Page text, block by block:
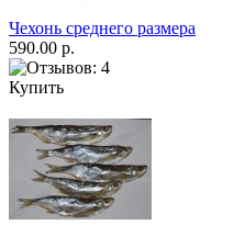
Чехонь среднего размера
590.00 р.
Купить